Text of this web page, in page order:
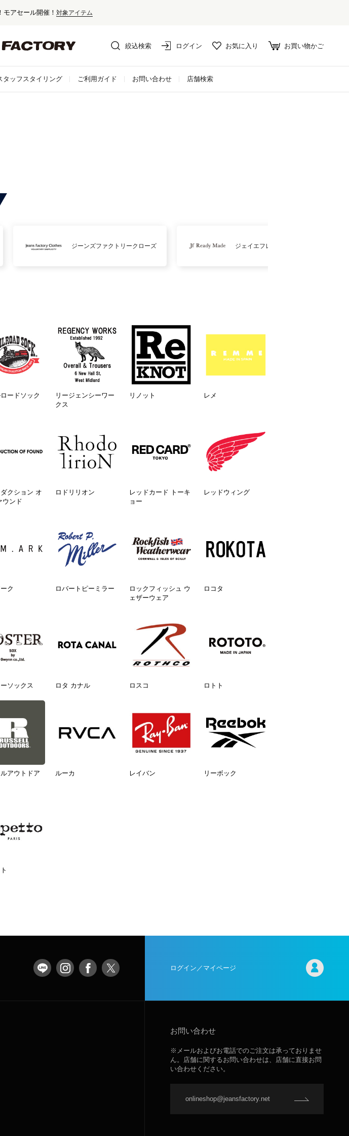
アセール開催！ 対象アイテム
に詳しく
絞込検索 ログイン お気に入り お買い物かご
タッフスタイリング ご利用ガイド お問い合わせ 店舗検索
ジーンズファクトリークローズ ジェイエフレディメイド
ードソック
リージェンシーワー
クス
リノット レメ
クション オ
ウンド
ロドリリオン
レッドカード トーキ
ョー
レッドウィング
ク ロバートピーミラー
ロックフィッシュ ウ
ェザーウェア
ロコタ
ソックス ロタ カナル ロスコ ロトト
アウトドア ルーカ レイバン リーボック
ログイン／マイページ
お問い合わせ
※メールおよびお電話でのご注文は承っておりませ
ん。店舗に関するお問い合わせは、店舗に直接お問
い合わせください。
onlineshop@jeansfactory.net